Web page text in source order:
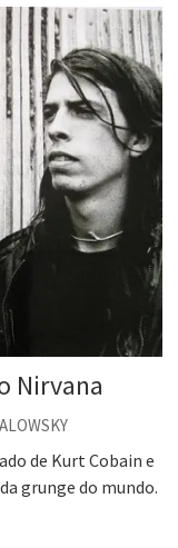
é a resposta
Nirvana
de Kurt Cobain e
grunge do mundo.